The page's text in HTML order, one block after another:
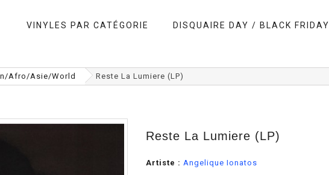
VINYLES PAR CATÉGORIE DISQUAIRE DAY / BLACK FRIDAY
Afro/Asie/World Reste La Lumiere (LP)
Reste La Lumiere (LP)
Artiste : Angelique Ionatos